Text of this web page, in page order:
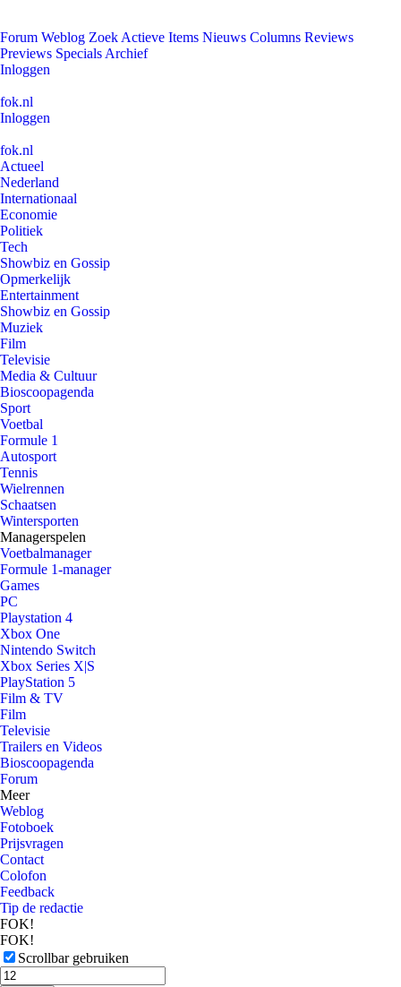
Forum Weblog Zoek Actieve Items Nieuws Columns Reviews
Previews Specials Archief
Inloggen
fok.nl
Inloggen
fok.nl
Actueel
Nederland
Internationaal
Economie
Politiek
Tech
Showbiz en Gossip
Opmerkelijk
Entertainment
Showbiz en Gossip
Muziek
Film
Televisie
Media & Cultuur
Bioscoopagenda
Sport
Voetbal
Formule 1
Autosport
Tennis
Wielrennen
Schaatsen
Wintersporten
Managerspelen
Voetbalmanager
Formule 1-manager
Games
PC
Playstation 4
Xbox One
Nintendo Switch
Xbox Series X|S
PlayStation 5
Film & TV
Film
Televisie
Trailers en Videos
Bioscoopagenda
Forum
Meer
Weblog
Fotoboek
Prijsvragen
Contact
Colofon
Feedback
Tip de redactie
FOK!
FOK!
Scrollbar gebruiken